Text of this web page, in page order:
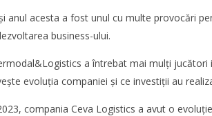
anul acesta a fost unul cu multe provocări
business-ului.
a întrebat mai mulți
evoluția companiei și ce investiții au
compania Ceva Logistics a avut o